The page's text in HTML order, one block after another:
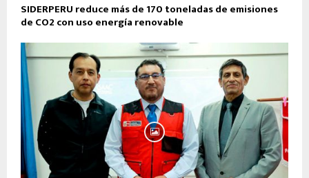
SIDERPERU reduce más de 170 toneladas de emisiones
de CO2 con uso energía renovable